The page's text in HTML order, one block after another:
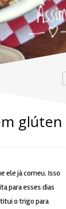
glúten
ele já comeu. Isso
para esses dias
o trigo para